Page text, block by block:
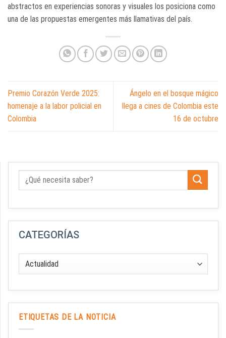
abstractos en experiencias sonoras y visuales los posiciona como
una de las propuestas emergentes más llamativas del país.
Premio Corazón Verde 2025:
homenaje a la labor policial en
Colombia
Ángelo en el bosque mágico
llega a cines de Colombia este
16 de octubre
CATEGORÍAS
ETIQUETAS DE LA NOTICIA